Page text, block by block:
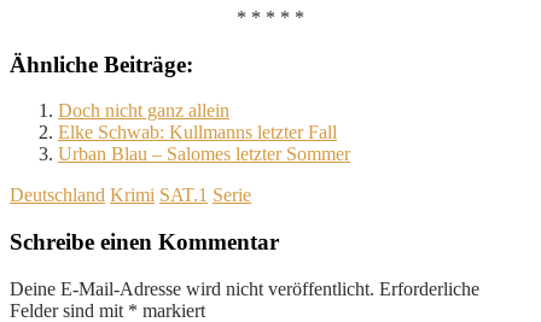
* * * * *
Ähnliche Beiträge:
Doch nicht ganz allein
Elke Schwab: Kullmanns letzter Fall
Urban Blau – Salomes letzter Sommer
Deutschland Krimi SAT.1 Serie
Schreibe einen Kommentar
Deine E-Mail-Adresse wird nicht veröffentlicht. Erforderliche
Felder sind mit * markiert